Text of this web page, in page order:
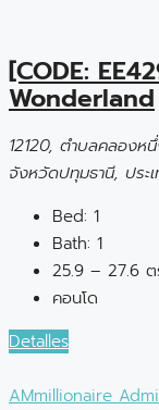
[CODE:
Wonderland
12120, ตำบลคลองห
จังหวัดปทุมธานี, ประ
Bed: 1
Bath: 1
25.9 – 27.6 ต
คอนโด
Detalles
AMmillionaire